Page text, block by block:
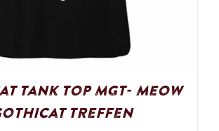
Tank Top MGT- Meow
Treffen